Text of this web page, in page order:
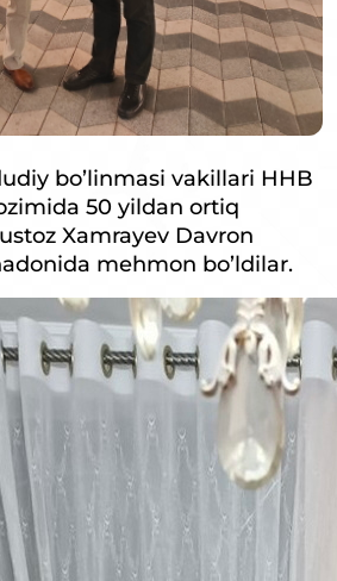
bo’linmasi vakillari HHB
50 yildan ortiq
Xamrayev Davron
mehmon bo’ldilar.